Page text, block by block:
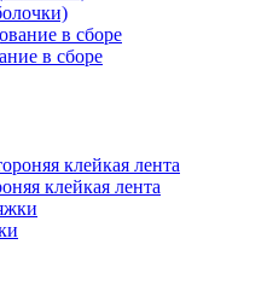
в сборе
клейкая лента